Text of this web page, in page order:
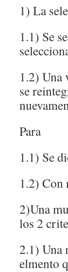
1) La
1.1) Se
1.2) Una
se
Para
1.1) Se
1.2) Con
2)Una
los 2
2.1) Una
elmento